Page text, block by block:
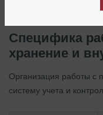
Специфика
хранение и
Организация работы с
систему учета и